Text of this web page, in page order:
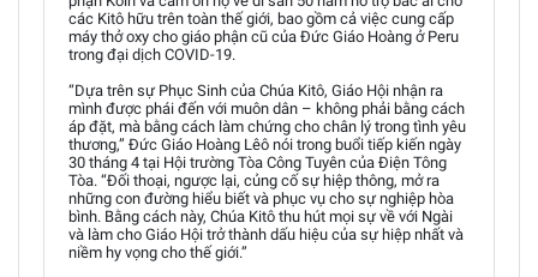
các Kitô hữu trên toàn thế giới, bao gồm cả việc cung cấp
máy thở oxy cho giáo phận cũ của Đức Giáo Hoàng ở Peru
trong đại dịch COVID-19.
“Dựa trên sự Phục Sinh của Chúa Kitô, Giáo Hội nhận ra
mình được phái đến với muôn dân – không phải bằng cách
áp đặt, mà bằng cách làm chứng cho chân lý trong tình yêu
thương,” Đức Giáo Hoàng Lêô nói trong buổi tiếp kiến ngày
30 tháng 4 tại Hội trường Tòa Công Tuyên của Điện Tông
Tòa. “Đối thoại, ngược lại, củng cố sự hiệp thông, mở ra
những con đường hiểu biết và phục vụ cho sự nghiệp hòa
bình. Bằng cách này, Chúa Kitô thu hút mọi sự về với Ngài
và làm cho Giáo Hội trở thành dấu hiệu của sự hiệp nhất và
niềm hy vọng cho thế giới.”